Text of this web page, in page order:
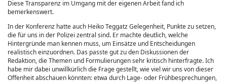
Diese Transparenz im Umgang mit der eigenen Arbeit fand ich
bemerkenswert.
In der Konferenz hatte auch Heiko Teggatz Gelegenheit, Punkte zu setzen,
die für uns in der Polizei zentral sind. Er machte deutlich, welche
Hintergründe man kennen muss, um Einsätze und Entscheidungen
realistisch einzuordnen. Das passte gut zu den Diskussionen der
Redaktion, die Themen und Formulierungen sehr kritisch hinterfragte. Ich
habe mir dabei unwillkürlich die Frage gestellt, wie viel wir uns von dieser
Offenheit abschauen könnten: etwa durch Lage- oder Frühbesprechungen,